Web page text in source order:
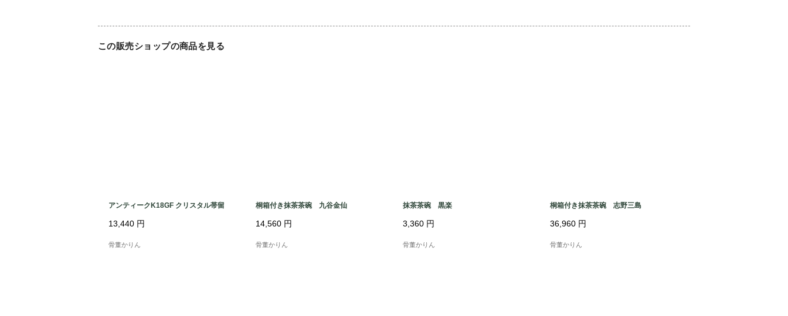
この販売ショップの商品を見る
アンティークK18GF クリスタル帯留
13,440 円
骨董かりん
桐箱付き抹茶茶碗 九谷金仙
14,560 円
骨董かりん
抹茶茶碗 黒楽
3,360 円
骨董かりん
桐箱付き抹茶茶碗 志野三島
36,960 円
骨董かりん